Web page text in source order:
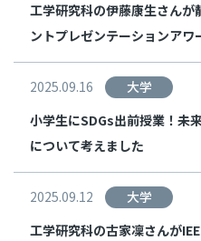
工学研究科の伊藤康生さん
ントプレゼンテーションアワ
2025.09.16
大学
小学生にSDGs出前授業！未
について考えました
2025.09.12
大学
工学研究科の古家凜さんが